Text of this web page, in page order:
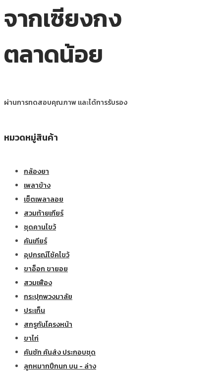
จากเซียงกง
ตลาดน้อย
ผ่านการทดสอบคุณภาพ และได้การรับรอง
หมวดหมู่สินค้า
กล้องยา
เพลาข้าง
เซ็ตเพลาลอย
สวมท้ายเกียร์
ชุดคานไขว้
คันเกียร์
อุปกรณ์โช้คไขว้
ขาอ็อก ขายอย
สวมเฟือง
กระปุกพวงมาลัย
ประเก็น
สกรูกันโครงหน้า
ขาไก่
คันชัก คันส่ง ประกอบชุด
ลูกหมากปีกนก บน - ล่าง